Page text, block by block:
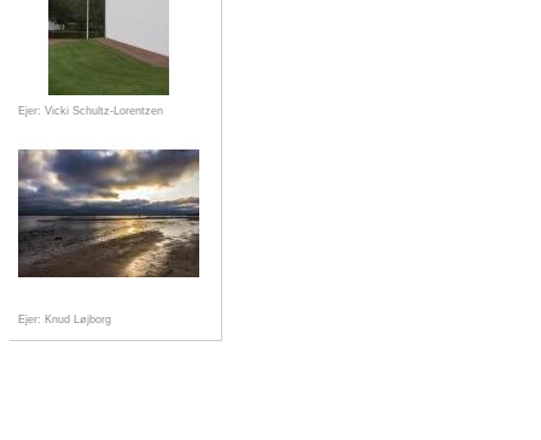
Ejer: Vicki Schultz-Lorentzen
Ejer: Knud Løjborg